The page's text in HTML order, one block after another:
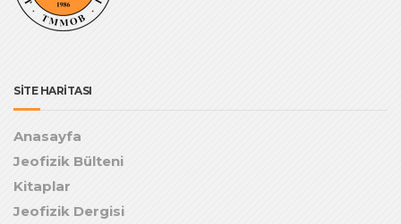
SİTE HARİTASI
Anasayfa
Jeofizik Bülteni
Kitaplar
Jeofizik Dergisi